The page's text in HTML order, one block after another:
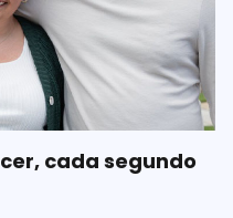
cada segundo